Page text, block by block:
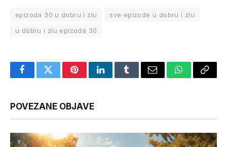
epizoda 30 u dobru i zlu
sve epizode u dobru i zlu
u dobru i zlu epizoda 30
FacebookTwitterPinterestLinkedInTumblrEmail WhatsApp
Copy
POVEZANE OBJAVE